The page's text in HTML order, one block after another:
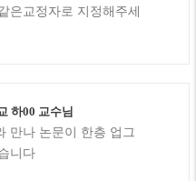
은교정자로 지정해주세
하00 교수님
만나 논문이 한층 업그
니다